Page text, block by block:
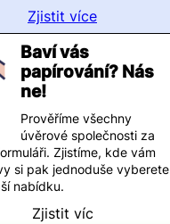
Zjistit více
Baví vás
papírování? Nás
ne!
Prověříme všechny
úvěrové společnosti za
Zjistíme, kde vám
si pak jednoduše vyberete
nabídku.
Zjistit víc